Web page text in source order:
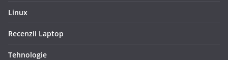
Linux
Recenzii Laptop
Tehnologie